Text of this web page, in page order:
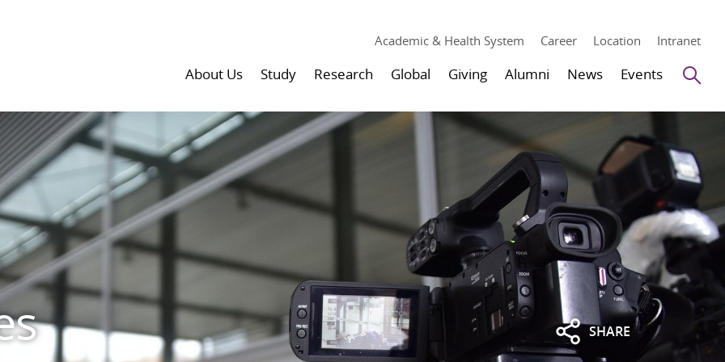
Academic & Health System Career Location Intranet
About Us Study Research Global Giving Alumni News Events
SHARE